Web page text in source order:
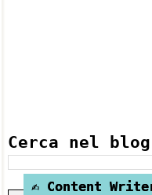
Cerca nel blog
✍️ Content